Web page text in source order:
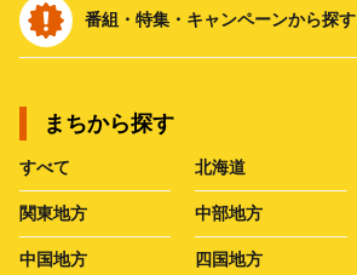
番組・特集・キャンペーンから探す
まちから探す
すべて 北海道
関東地方 中部地方
中国地方 四国地方